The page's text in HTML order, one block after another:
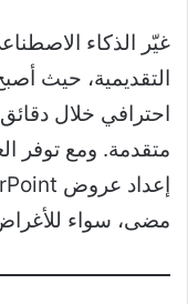
غيّر الذكاء
التقديمية، حيث
احترافي خلال
متقدمة. ومع توفر
مضى، سواء للأغراض